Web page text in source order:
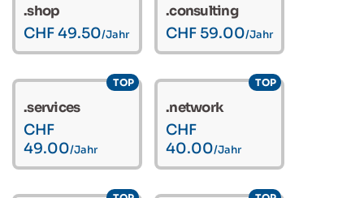
.shop
CHF 49.50/Jahr
.consulting
CHF 59.00/Jahr
.services
CHF
49.00/Jahr
TOP
.network
CHF
40.00/Jahr
TOP